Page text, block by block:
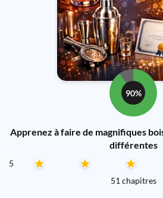
90%
Apprenez à faire de magnifiques
différentes
5
51 chapitres